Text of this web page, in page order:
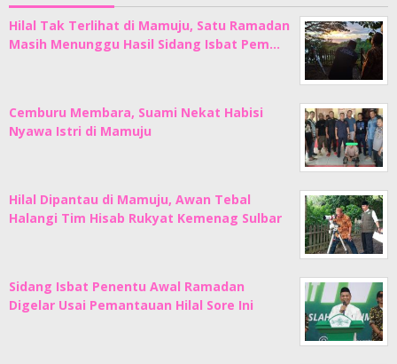
Hilal Tak Terlihat di Mamuju, Satu Ramadan
Masih Menunggu Hasil Sidang Isbat Pem…
Cemburu Membara, Suami Nekat Habisi
Nyawa Istri di Mamuju
Hilal Dipantau di Mamuju, Awan Tebal
Halangi Tim Hisab Rukyat Kemenag Sulbar
Sidang Isbat Penentu Awal Ramadan
Digelar Usai Pemantauan Hilal Sore Ini